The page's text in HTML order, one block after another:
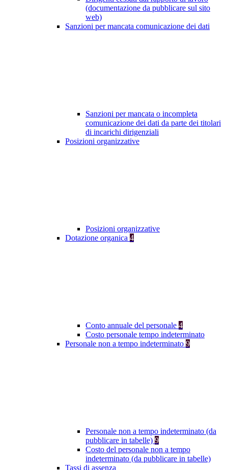
(documentazione da pubblicare sul sito
web)
Sanzioni per mancata comunicazione dei dati
Sanzioni per mancata o incompleta
comunicazione dei dati da parte dei titolari
di incarichi dirigenziali
Posizioni organizzative
Posizioni organizzative
Dotazione organica 4
Conto annuale del personale 4
Costo personale tempo indeterminato
Personale non a tempo indeterminato 9
Personale non a tempo indeterminato (da
pubblicare in tabelle) 9
Costo del personale non a tempo
indeterminato (da pubblicare in tabelle)
Tassi di assenza